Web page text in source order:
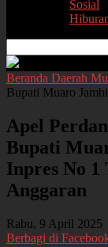
Sosial
Beranda Daerah
Bupati Muaro
Apel
Bupati
Inpres No 1
Anggaran
Rabu, 9 April 2025
Berbagi di